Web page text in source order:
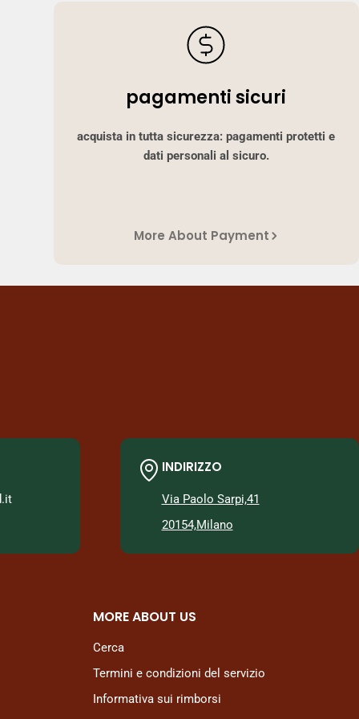
pagamenti sicuri
acquista in tutta sicurezza: pagamenti protetti e
dati personali al sicuro.
More About Payment
INDIRIZZO
Via Paolo Sarpi,41
20154,Milano
MORE ABOUT US
Cerca
Termini e condizioni del servizio
Informativa sui rimborsi